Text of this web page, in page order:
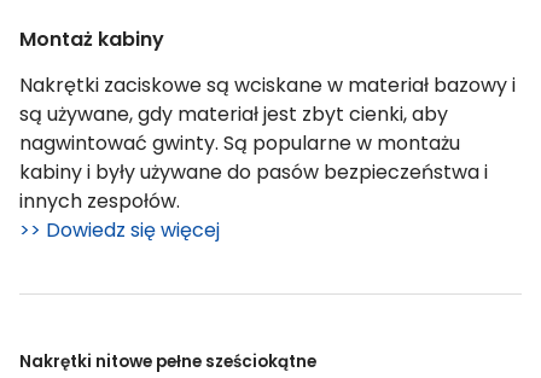
Montaż kabiny
Nakrętki zaciskowe są wciskane w materiał bazowy i
są używane, gdy materiał jest zbyt cienki, aby
nagwintować gwinty. Są popularne w montażu
kabiny i były używane do pasów bezpieczeństwa i
innych zespołów.
>> Dowiedz się więcej
Nakrętki nitowe pełne sześciokątne